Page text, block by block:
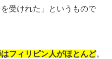
受けれた」というもので
フィリピン人がほとんど。